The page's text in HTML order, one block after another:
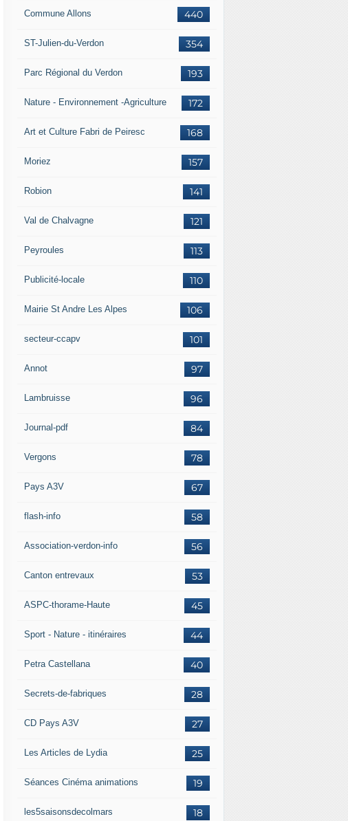
440
Commune Allons
354
ST-Julien-du-Verdon
193
Parc Régional du Verdon
172
Nature - Environnement -Agriculture
168
Art et Culture Fabri de Peiresc
157
Moriez
141
Robion
121
Val de Chalvagne
113
Peyroules
110
Publicité-locale
106
Mairie St Andre Les Alpes
101
secteur-ccapv
97
Annot
96
Lambruisse
84
Journal-pdf
78
Vergons
67
Pays A3V
58
flash-info
56
Association-verdon-info
53
Canton entrevaux
45
ASPC-thorame-Haute
44
Sport - Nature - itinéraires
40
Petra Castellana
28
Secrets-de-fabriques
27
CD Pays A3V
25
Les Articles de Lydia
19
Séances Cinéma animations
18
les5saisonsdecolmars